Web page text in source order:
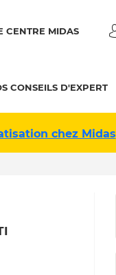
CENTRE MIDAS
CONSEILS D'EXPERT
chez Midas